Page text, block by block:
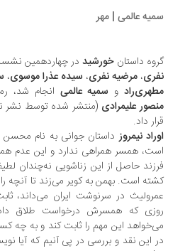
عالمی | مهر
داستانخورشیددر چهاردهمین نشست
مرضیه نفری،سیده عذرا موسوی،سیده
وسمیه عالمیانجام شد، رمان «
علیمرادی(منتشر شده توسط نشر نیماژ) را
داد.
نیمروزداستان جوانی به نام محسن بهمنی
همسر همراهی ندارد و این عدم همراهی
حاصل از این زناشویی نه‌چندان لطیف را
است. بهمن به کویر می‌زند تا آنچه را که
در سرنوشت ایران می‌داند، ثابت
که همسرش درخواست طلاق داده
این مهم را ثابت کند و به چه کسی،
این نقد و بررسی در پی آنیم که آیا نویسنده